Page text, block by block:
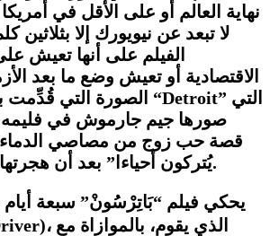
نهاية العالم أو على الأقل في
لا تبعد عن نيويورك إلا بثلاثين
الفيلم على أنها تعيش
الاقتصادية أو تعيش وضع ما بعد
الصورة التي قُدِّمت بها مدينة ديترويت “Detroit” التي
صورها جيم جارموش في فليمه
قصة حب زوج من مصاصي
يُتركون أحياءا” بعد أن هجرتها صناعة السيارات.
يحكي فيلم “بَاتِرْسُونْ” سبعة
)، الذي يقوم، بالموازاة مع